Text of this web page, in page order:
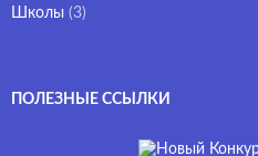
Школы (3)
ПОЛЕЗНЫЕ ССЫЛКИ